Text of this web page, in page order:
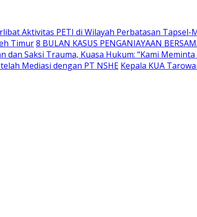
Aktivitas PETI di Wilayah Perbatasan Tapsel-
Timur8 BULAN KASUS PENGANIAYAAN
dan Saksi Trauma, Kuasa Hukum: “Kami
Mediasi dengan PT NSHE Kepala KUA